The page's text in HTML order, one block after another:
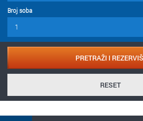
Broj soba
PRETRAŽI I
RESET